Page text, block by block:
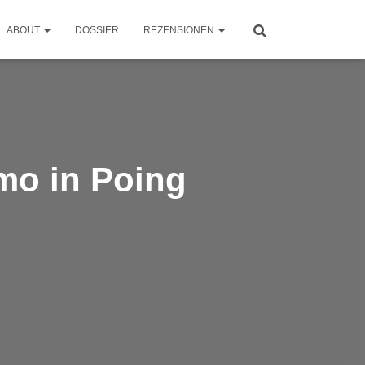
ABOUT DOSSIER REZENSIONEN
in Poing